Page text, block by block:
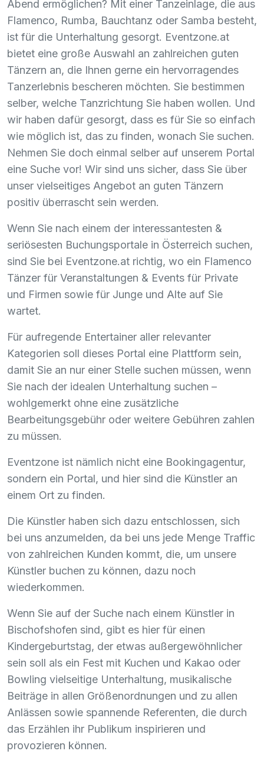
Abend ermöglichen? Mit einer Tanzeinlage, die aus
Flamenco, Rumba, Bauchtanz oder Samba besteht,
ist für die Unterhaltung gesorgt. Eventzone.at
bietet eine große Auswahl an zahlreichen guten
Tänzern an, die Ihnen gerne ein hervorragendes
Tanzerlebnis bescheren möchten. Sie bestimmen
selber, welche Tanzrichtung Sie haben wollen. Und
wir haben dafür gesorgt, dass es für Sie so einfach
wie möglich ist, das zu finden, wonach Sie suchen.
Nehmen Sie doch einmal selber auf unserem Portal
eine Suche vor! Wir sind uns sicher, dass Sie über
unser vielseitiges Angebot an guten Tänzern
positiv überrascht sein werden.
Wenn Sie nach einem der interessantesten &
seriösesten Buchungsportale in Österreich suchen,
sind Sie bei Eventzone.at richtig, wo ein Flamenco
Tänzer für Veranstaltungen & Events für Private
und Firmen sowie für Junge und Alte auf Sie
wartet.
Für aufregende Entertainer aller relevanter
Kategorien soll dieses Portal eine Plattform sein,
damit Sie an nur einer Stelle suchen müssen, wenn
Sie nach der idealen Unterhaltung suchen –
wohlgemerkt ohne eine zusätzliche
Bearbeitungsgebühr oder weitere Gebühren zahlen
zu müssen.
Eventzone ist nämlich nicht eine Bookingagentur,
sondern ein Portal, und hier sind die Künstler an
einem Ort zu finden.
Die Künstler haben sich dazu entschlossen, sich
bei uns anzumelden, da bei uns jede Menge Traffic
von zahlreichen Kunden kommt, die, um unsere
Künstler buchen zu können, dazu noch
wiederkommen.
Wenn Sie auf der Suche nach einem Künstler in
Bischofshofen sind, gibt es hier für einen
Kindergeburtstag, der etwas außergewöhnlicher
sein soll als ein Fest mit Kuchen und Kakao oder
Bowling vielseitige Unterhaltung, musikalische
Beiträge in allen Größenordnungen und zu allen
Anlässen sowie spannende Referenten, die durch
das Erzählen ihr Publikum inspirieren und
provozieren können.